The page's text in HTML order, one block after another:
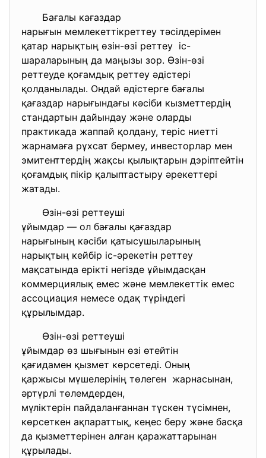
Бағалы кағаздар
нарығын мемлекеттікреттеу тәсілдерімен
қатар нарықтың өзін-өзі реттеу іс-
шараларының да маңызы зор. Өзін-өзі
реттеуде қоғамдық реттеу әдістері
қолданылады. Ондай әдістерге бағалы
қағаздар нарығындағы кәсіби кызметтердің
стандартын дайындау және оларды
практикада жаппай қолдану, теріс ниетті
жарнамаға рұхсат бермеу, инвесторлар мен
эмитенттердің жақсы қылықтарын дэріптейтін
қоғамдық пікір қалыптастыру әрекеттері
жатады.
Өзін-өзі реттеуші
ұйымдар — ол бағалы қағаздар
нарығының кәсіби қатысушыларының
нарықтың кейбір іс-әрекетін реттеу
мақсатында ерікті негізде ұйымдасқан
коммерциялық емес және мемлекеттік емес
ассоциация немесе одақ түріндегі
құрылымдар.
Өзін-өзі реттеуші
ұйымдар өз шығынын өзі өтейтін
қағидамен қызмет көрсетеді. Оның
қаржысы мүшелерінің төлеген жарнасынан,
әртүрлі төлемдерден,
мүліктерін пайдаланғаннан түскен түсімнен,
көрсеткен ақпараттық, кеңес беру және басқа
да қызметтерінен алған қаражаттарынан
құрылады.